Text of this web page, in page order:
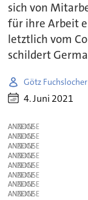
sich von
für ihre Arbeit
letztlich vom
schildert
Götz Fuchslocher
4. Juni 2021
ANZEIGE
ANZEIGE
ANZEIGE
ANZEIGE
ANZEIGE
ANZEIGE
ANZEIGE
ANZEIGE